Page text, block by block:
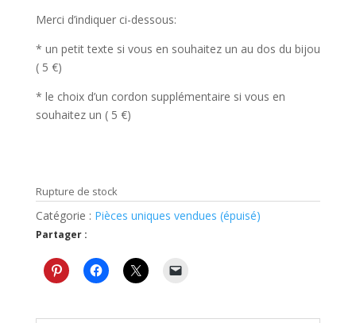
Merci d’indiquer ci-dessous:
* un petit texte si vous en souhaitez un au dos du bijou
( 5 €)
* le choix d’un cordon supplémentaire si vous en
souhaitez un ( 5 €)
Rupture de stock
Catégorie : Pièces uniques vendues (épuisé)
Partager :